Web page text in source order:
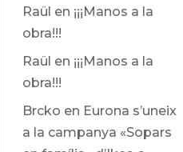
Raül en ¡¡¡Manos a la
obra!!!
Raül en ¡¡¡Manos a la
obra!!!
Brcko en Eurona s’uneix
a la campanya «Sopars